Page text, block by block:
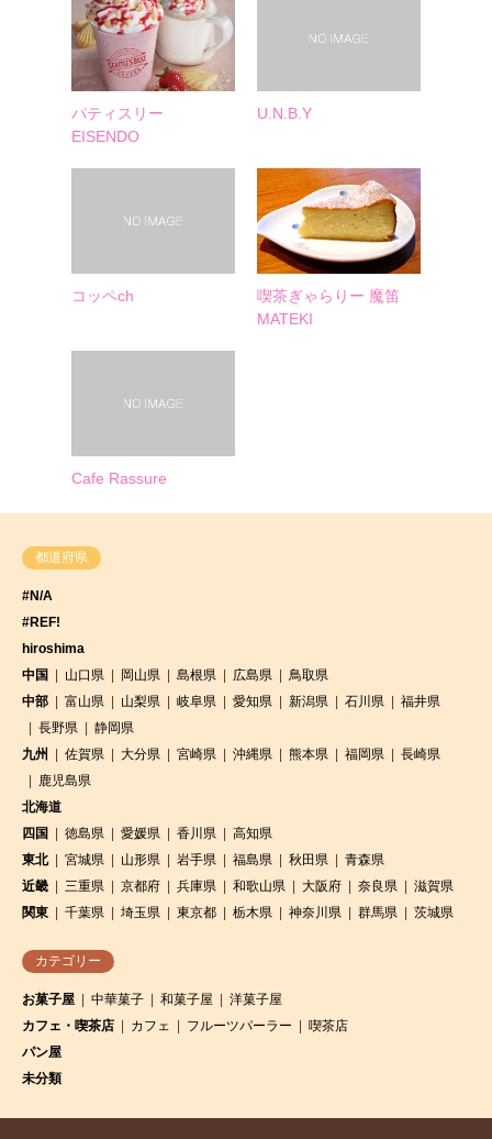
パティスリー
EISENDO
U.N.B.Y
コッペch
喫茶ぎゃらりー 魔笛
MATEKI
Cafe Rassure
都道府県
#N/A
#REF!
hiroshima
中国
山口県 岡山県 島根県 広島県
鳥取県
中部
富山県 山梨県 岐阜県 愛知県 新潟県 石川県
福井県
長野県
静岡県
九州
佐賀県 大分県 宮崎県 沖縄県 熊本県 福岡県
長崎県
鹿児島県
北海道
四国
徳島県 愛媛県 香川県
高知県
東北
宮城県 山形県 岩手県 福島県 秋田県
青森県
近畿
三重県 京都府 兵庫県 和歌山県 大阪府 奈良県
滋賀県
関東
千葉県 埼玉県 東京都 栃木県 神奈川県 群馬県 茨城県
カテゴリー
お菓子屋 中華菓子 和菓子屋
洋菓子屋
カフェ・喫茶店
カフェ フルーツパーラー
喫茶店
パン屋
未分類